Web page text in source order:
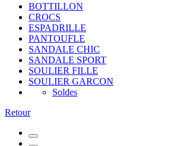
BOTTILLON
CROCS
ESPADRILLE
PANTOUFLE
SANDALE CHIC
SANDALE SPORT
SOULIER FILLE
SOULIER GARCON
Soldes
Retour